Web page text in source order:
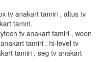
tv anakart tamiri , altus tv
tamiri.
tv anakart tamiri , woon
tamiri , hi-level tv
tamiri , seg tv anakart